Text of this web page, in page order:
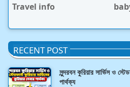
Travel info
RECENT POST
সুন্দরবন কুরিয়ার সার্ভিস ও
পার্থক্য